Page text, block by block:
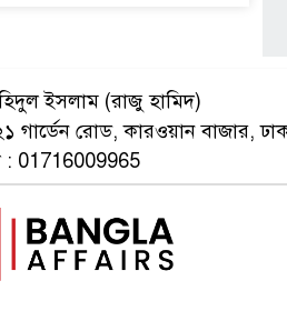
ইসলাম (রাজু হামিদ)
গার্ডেন রোড, কারওয়ান বাজার,
: 01716009965